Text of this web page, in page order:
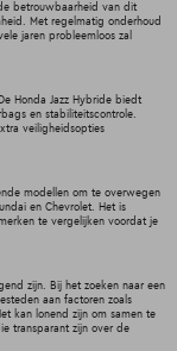
betrouwbaarheid van dit
Met regelmatig onderhoud
jaren probleemloos zal
Honda Jazz Hybride biedt
en stabiliteitscontrole.
veiligheidsopties
modellen om te overwegen
en Chevrolet. Het is
te vergelijken voordat je
zijn. Bij het zoeken naar een
aan factoren zoals
kan lonend zijn om samen te
transparant zijn over de